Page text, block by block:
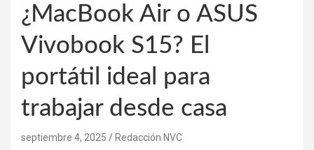
¿MacBook Air o ASUS
Vivobook S15? El
portátil ideal para
trabajar desde casa
septiembre 4, 2025 Redacción NVC